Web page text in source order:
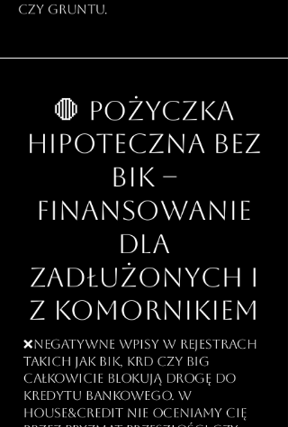
czy gruntu.
🛑 Pożyczka
hipoteczna bez
BIK –
Finansowanie
dla
zadłużonych i
z komornikiem
❌Negatywne wpisy w rejestrach
takich jak BIK, KRD czy BIG
całkowicie blokują drogę do
kredytu bankowego. W
house&credit nie oceniamy Cię